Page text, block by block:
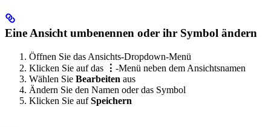
Eine Ansicht umbenennen oder ihr Symbol ändern
Öffnen Sie das Ansichts-Dropdown-Menü
Klicken Sie auf das
⋮ -Menü neben dem Ansichtsnamen
Wählen Sie Bearbeiten aus
Ändern Sie den Namen oder das Symbol
Klicken Sie aufSpeichern